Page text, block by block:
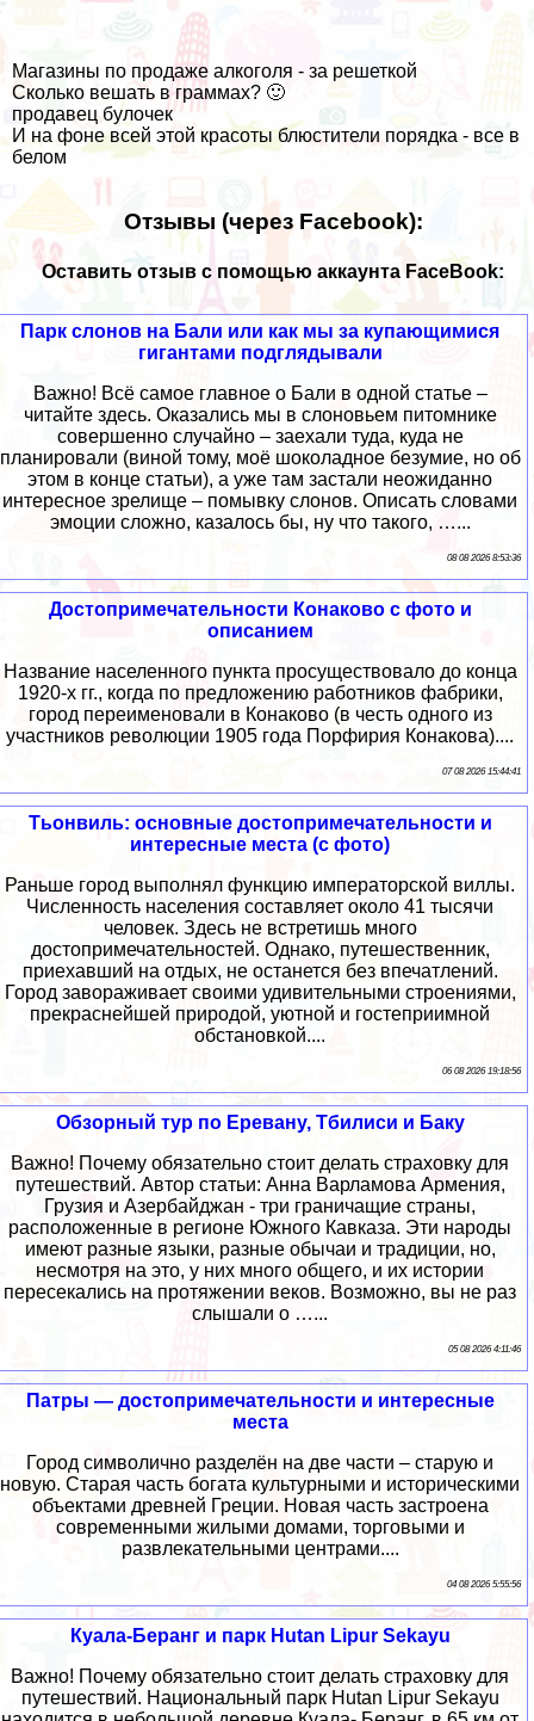
Магазины по продаже алкоголя - за решеткой
Сколько вешать в граммах? 🙂
продавец булочек
И на фоне всей этой красоты блюстители порядка - все в
белом
Отзывы (через Facebook):
Оставить отзыв с помощью аккаунта FaceBook:
Парк слонов на Бали или как мы за купающимися
гигантами подглядывали
Важно! Всё самое главное о Бали в одной статье –
читайте здесь. Оказались мы в слоновьем питомнике
совершенно случайно – заехали туда, куда не
планировали (виной тому, моё шоколадное безумие, но об
этом в конце статьи), а уже там застали неожиданно
интересное зрелище – помывку слонов. Описать словами
эмоции сложно, казалось бы, ну что такого, …...
08 08 2026 8:53:36
Достопримечательности Конаково с фото и
описанием
Название населенного пункта просуществовало до конца
1920-х гг., когда по предложению работников фабрики,
город переименовали в Конаково (в честь одного из
участников революции 1905 года Порфирия Конакова)....
07 08 2026 15:44:41
Тьонвиль: основные достопримечательности и
интересные места (с фото)
Раньше город выполнял функцию императорской виллы.
Численность населения составляет около 41 тысячи
человек. Здесь не встретишь много
достопримечательностей. Однако, путешественник,
приехавший на отдых, не останется без впечатлений.
Город завораживает своими удивительными строениями,
прекраснейшей природой, уютной и гостеприимной
обстановкой....
06 08 2026 19:18:56
Обзорный тур по Еревану, Тбилиси и Баку
Важно! Почему обязательно стоит делать страховку для
путешествий. Автор статьи: Анна Варламова Армения,
Грузия и Азербайджан - три граничащие страны,
расположенные в регионе Южного Кавказа. Эти народы
имеют разные языки, разные обычаи и традиции, но,
несмотря на это, у них много общего, и их истории
пересекались на протяжении веков. Возможно, вы не раз
слышали о …...
05 08 2026 4:11:46
Патры — достопримечательности и интересные
места
Город символично разделён на две части – старую и
новую. Старая часть богата культурными и историческими
объектами древней Греции. Новая часть застроена
современными жилыми домами, торговыми и
развлекательными центрами....
04 08 2026 5:55:56
Куала-Беранг и парк Hutan Lipur Sekayu
Важно! Почему обязательно стоит делать страховку для
путешествий. Национальный парк Hutan Lipur Sekayu